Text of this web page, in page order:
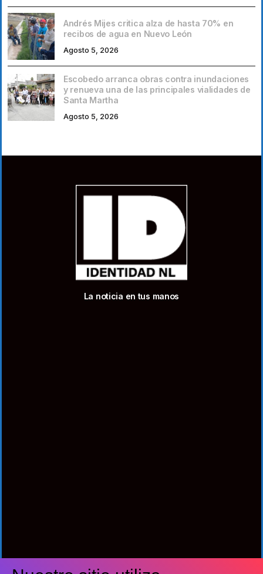
Andrés Mijes critica alza de hasta 70% en
recibos de agua en Nuevo León
Agosto 5, 2026
Escobedo arranca obras contra inundaciones
y renueva una de las principales vialidades de
Santa Martha
Agosto 5, 2026
La noticia en tus manos